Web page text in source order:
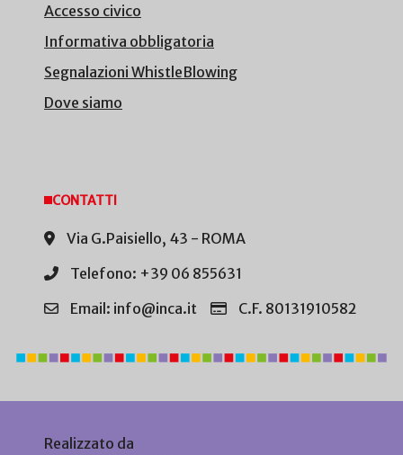
Accesso civico
Informativa obbligatoria
Segnalazioni WhistleBlowing
Dove siamo
CONTATTI
Via G.Paisiello, 43 - ROMA
Telefono: +39 06 855631
Email: info@inca.it
C.F. 80131910582
Realizzato da